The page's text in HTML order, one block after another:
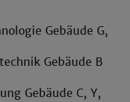
Gebäude G,
Gebäude B
Gebäude C, Y,